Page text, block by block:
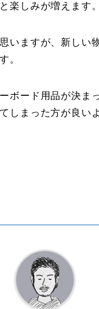
楽しみが増えます。
いますが、新しい
。
ボード用品が決ま
しまった方が良い